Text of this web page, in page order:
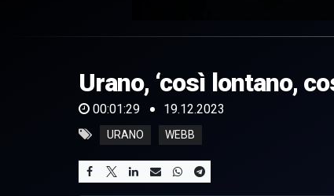
of
29
secondsVolume
0%
Urano, ‘così lontano,
00:01:29 19.12.2023
URANO WEBB